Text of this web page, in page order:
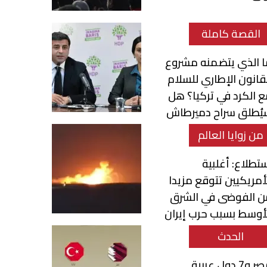
القصة كاملة
الذي يتضمنه مشروع
الإطاري للسلام
الكرد في تركيا؟ هل
سراح دميرطاش
داغ؟
من زوايا العالم
أغلبية
تتوقع مزيدا
الفوضى في الشرق
بسبب حرب إيران
الحدث